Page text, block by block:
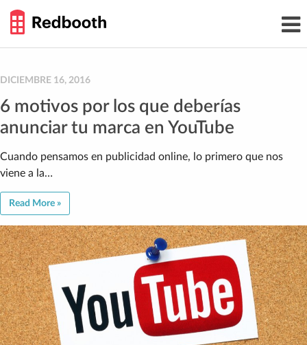
content
GUIDE
DICIEMBRE 16, 2016
6 motivos por los que deberías
anunciar tu marca en YouTube
Cuando pensamos en publicidad online, lo primero que nos
viene a la…
Read More »